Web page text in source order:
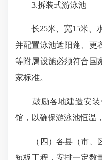
3.拆装式游泳池
长25米、宽15米、水
并配置泳池遮阳蓬、更
等附属设施必须符合国
家标准。
鼓励各地建造安装
馆，以确保游泳池恒温
（四）各县（市、区
短板工程，安排一定数